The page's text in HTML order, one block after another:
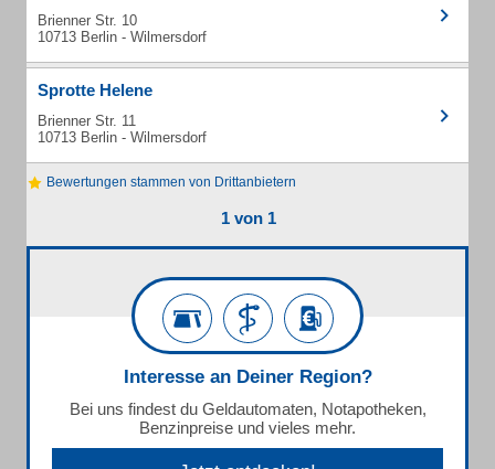
Brienner Str. 10
10713 Berlin - Wilmersdorf
Sprotte Helene
Brienner Str. 11
10713 Berlin - Wilmersdorf
Bewertungen stammen von Drittanbietern
1 von 1
Interesse an Deiner Region?
Bei uns findest du Geldautomaten, Notapotheken,
Benzinpreise und vieles mehr.